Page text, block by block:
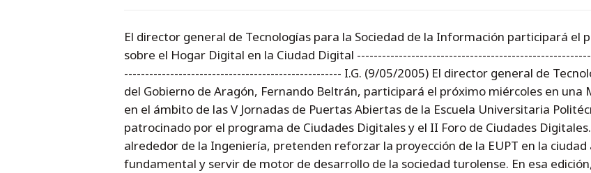
El director general de Tecnologías para la Sociedad de la Información participará el
sobre el Hogar Digital en la Ciudad Digital
---------------------------------------------------- I.G. (9/05/2005) El director general de
del Gobierno de Aragón, Fernando Beltrán, participará el próximo miércoles en una
en el ámbito de las V Jornadas de Puertas Abiertas de la Escuela Universitaria
patrocinado por el programa de Ciudades Digitales y el II Foro de Ciudades
alrededor de la Ingeniería, pretenden reforzar la proyección de la EUPT en la
fundamental y servir de motor de desarrollo de la sociedad turolense. En esa